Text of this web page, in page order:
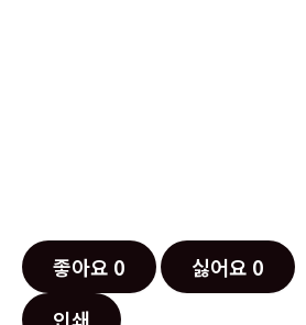
좋아요 0 싫어요 0
인쇄